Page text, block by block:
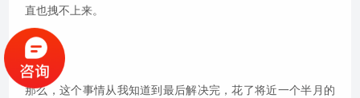
直也拽不上来。
那么，这个事情从我知道到最后解决完，花了将近一个半月的